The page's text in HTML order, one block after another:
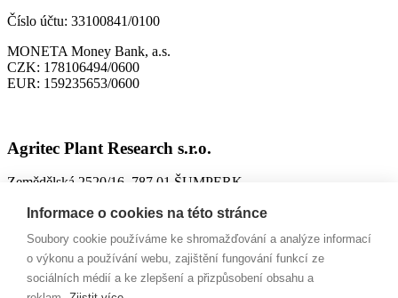
Číslo účtu: 33100841/0100
MONETA Money Bank, a.s.
CZK: 178106494/0600
EUR: 159235653/0600
Agritec Plant Research s.r.o.
Zemědělská 2520/16, 787 01 ŠUMPERK
IČO:26784246
ID datové schránky:n63jtkm
Spisová značka:
C 26228 vedená u Krajského soudu v Ostravě,
Informace o cookies na této stránce
Soubory cookie používáme ke shromažďování a analýze informací
o výkonu a používání webu, zajištění fungování funkcí ze
sociálních médií a ke zlepšení a přizpůsobení obsahu a